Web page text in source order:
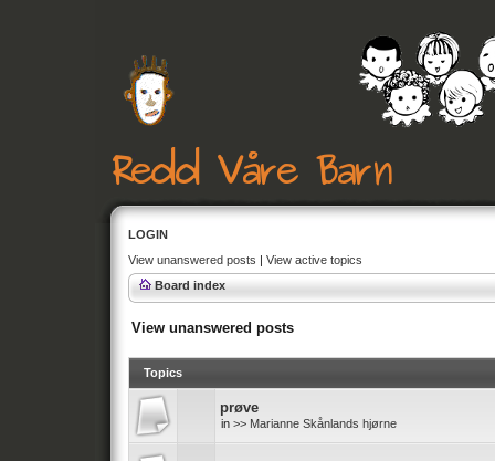
LOGIN
View unanswered posts | View active topics
Board index
View unanswered posts
Topics
prøve
in >> Marianne Skånlands hjørne